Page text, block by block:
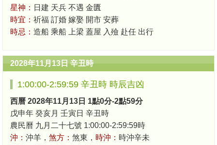
星神： 日建 天兵 不遇 金匱
時宜： 祈福 訂婚 嫁娶 開市 安葬
時忌： 造船 乘船 上梁 蓋屋 入殮 赴任 出行
2028年11月13日 辛丑時
1:00:00-2:59:59 辛丑時 時辰吉凶
西曆 2028年11月13日 1點0分-2點59分
戊申年 癸亥月 壬寅日 辛丑時
農民曆 九月二十七號 1:00:00-2:59:59時
沖： 沖羊， 煞方： 煞東， 時沖： 時沖辛未